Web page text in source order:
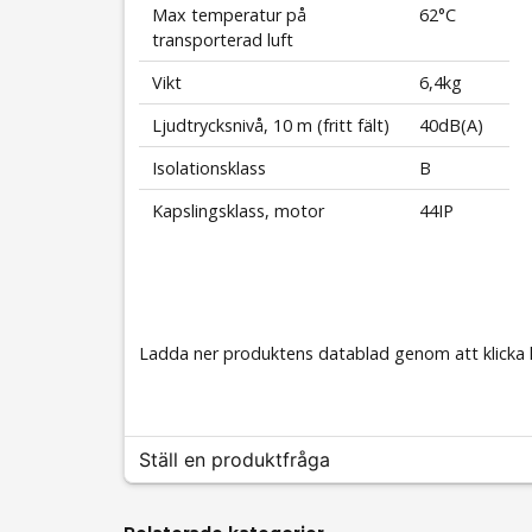
Max temperatur på
transporterad luft
62°C
Vikt
6,4kg
Ljudtrycksnivå, 10 m (fritt fält)
40dB(A)
Isolationsklass
B
Kapslingsklass, motor
44IP
Ladda ner produktens datablad genom att klicka
Ställ en produktfråga